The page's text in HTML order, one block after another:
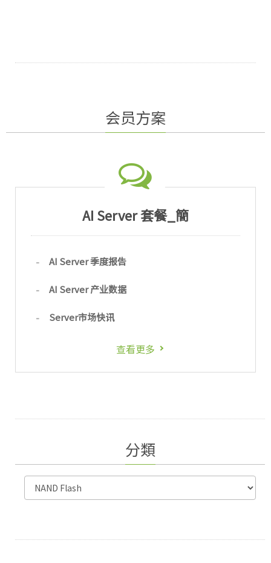
会员方案
AI Server 套餐_簡
AI Server 季度报告
AI Server 产业数据
Server市场快讯
查看更多
分類